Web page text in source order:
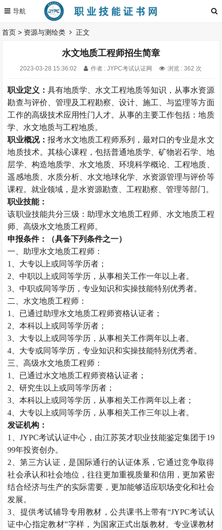
首页 > 资源与测绘类 正文
水文地质工程师招生简章
2023-03-28 15:36:02 作者 : JYPC考试认证网 浏览 : 362 次
职业定义： 具有地质学、水文工程地质等知识，从事水资源
勘查与评价、管理及工程勘察、设计、施工、与监理等方面
工作的高级技术应用性门人才。从事的主要工作包括：地质
学、水文地质与工程地质。
职业概况： 报考水文地质工程师系列，最对口的专业是水文
地质技术。其核心课程，包括普通地质学、矿物岩石学、地
层学、构造地质学、水文地质、环境科学概论、工程地质、
遥感地质、水质分析、水文地球化学、水资源管理与评价等
课程。就业领域，是水资源勘查、工程勘察、管理等部门。
职业技能：
该职业技能共分三级：助理水文地质工程师、水文地质工程
师、高级水文地质工程师。
申报条件：（具备下列条件之一）
一、助理水文地质工程师：
1、大专以上或同等学历者；
2、中职以上或同等学历，从事相关工作一年以上者。
3、中职或同等学历，专业知识和实操技能特别优秀者。
二、水文地质工程师：
1、已通过助理水文地质工程师资格认证者；
2、本科以上或同等学历者；
3、大专以上或同等学历，从事相关工作两年以上者。
4、大专或同等学历，专业知识和实操技能特别优秀者。
三、高级水文地质工程师：
1、已通过水文地质工程师资格认证者；
2、研究生以上或同等学历者；
3、本科以上或同等学历，从事相关工作两年以上者；
4、大专以上或同等学历，从事相关工作三年以上者。
发证机构：
1、JYPC考试认证中心，由江苏英才职业技能鉴定集团于19
99年投资创办。
2、第三方认证，是国际通行的认证体系，它通过竞争取得
社会承认和社会地位，往往更加重视质量和信用，更加紧密
结合经济与生产的实际需要，更加能够适应职场变化和社会
发展。
3、提供考试辅导专用教材，公共课书上带有“JYPC考试认
证中心指定教材”字样，为国家正式出版教材。专业课教材